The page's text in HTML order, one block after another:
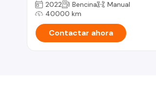
2022 Bencina
Manual
40000 km
Contactar ahora